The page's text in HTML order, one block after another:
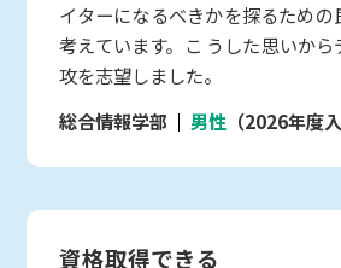
イターになるべきかを探るための
考えています。こ うした思いか
攻を志望しました。
総合情報学部
男性 （2026年度入
資格取得できる